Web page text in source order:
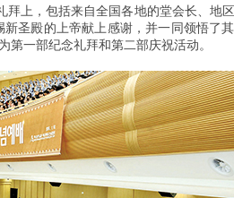
上，包括来自全国各地的堂会长、地
圣殿的上帝献上感谢，并一同领悟了其
一部纪念礼拜和第二部庆祝活动。